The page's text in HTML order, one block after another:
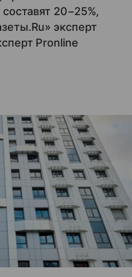
20−25%,
эксперт
Pronline